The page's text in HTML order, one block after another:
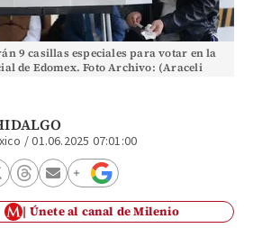
9 casillas especiales para votar en la
de Edomex. Foto Archivo: (Araceli
/01.06.2025 07:01:00
Únete al canal de Milenio